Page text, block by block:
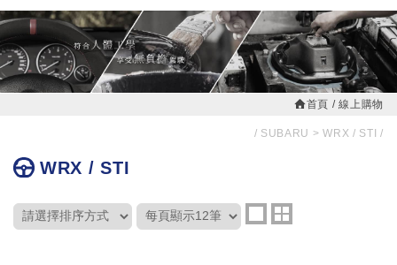
首頁 線上購物
SUBARU WRX / STI
WRX / STI
訂單查詢
追蹤清單